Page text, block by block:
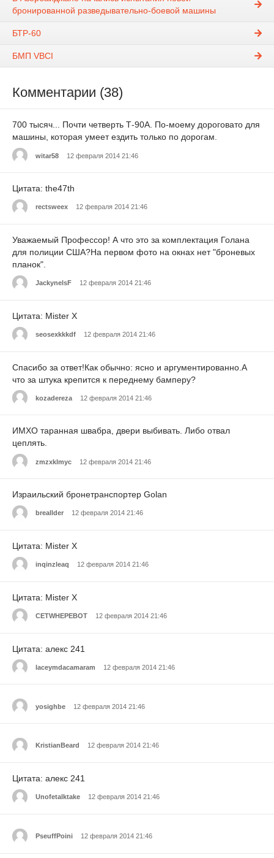
бронированной разведывательно-боевой машины
БТР-60
БМП VBCI
Комментарии (38)
700 тысяч... Почти четверть Т-90А. По-моему дороговато для
машины, которая умеет ездить только по дорогам.
witar58 12 февраля 2014 21:46
Цитата: the47th
rectsweex 12 февраля 2014 21:46
Уважаемый Профессор! А что это за комплектация Голана
для полиции США?На первом фото на окнах нет "броневых
планок".
JackynelsF 12 февраля 2014 21:46
Цитата: Mister X
seosexkkkdf 12 февраля 2014 21:46
Спасибо за ответ!Как обычно: ясно и аргументированно.А
что за штука крепится к переднему бамперу?
kozadereza 12 февраля 2014 21:46
ИМХО таранная швабра, двери выбивать. Либо отвал
цеплять.
zmzxklmyc 12 февраля 2014 21:46
Израильский бронетранспортер Golan
breallder 12 февраля 2014 21:46
Цитата: Mister X
inqinzleaq 12 февраля 2014 21:46
Цитата: Mister X
CETWHEPEBOT 12 февраля 2014 21:46
Цитата: алекс 241
laceymdacamaram 12 февраля 2014 21:46
yosighbe 12 февраля 2014 21:46
KristianBeard 12 февраля 2014 21:46
Цитата: алекс 241
Unofetalktake 12 февраля 2014 21:46
PseuffPoini 12 февраля 2014 21:46